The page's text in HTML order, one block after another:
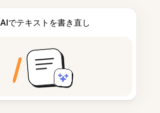
AIでテキストを書き直し